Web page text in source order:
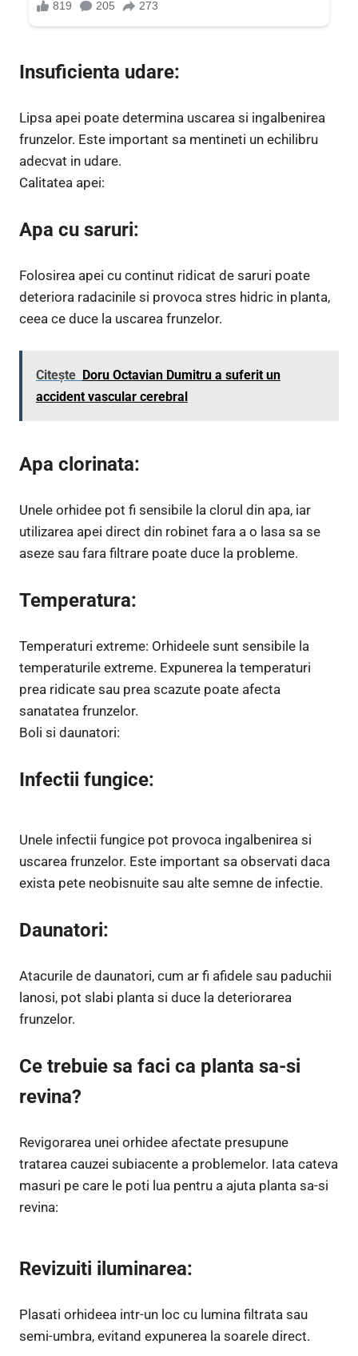
Insuficienta udare:
Lipsa apei poate determina uscarea si ingalbenirea
frunzelor. Este important sa mentineti un echilibru
adecvat in udare.
Calitatea apei:
Apa cu saruri:
Folosirea apei cu continut ridicat de saruri poate
deteriora radacinile si provoca stres hidric in planta,
ceea ce duce la uscarea frunzelor.
Citește Doru Octavian Dumitru a suferit un
accident vascular cerebral
Apa clorinata:
Unele orhidee pot fi sensibile la clorul din apa, iar
utilizarea apei direct din robinet fara a o lasa sa se
aseze sau fara filtrare poate duce la probleme.
Temperatura:
Temperaturi extreme: Orhideele sunt sensibile la
temperaturile extreme. Expunerea la temperaturi
prea ridicate sau prea scazute poate afecta
sanatatea frunzelor.
Boli si daunatori:
Infectii fungice:
Unele infectii fungice pot provoca ingalbenirea si
uscarea frunzelor. Este important sa observati daca
exista pete neobisnuite sau alte semne de infectie.
Daunatori:
Atacurile de daunatori, cum ar fi afidele sau paduchii
lanosi, pot slabi planta si duce la deteriorarea
frunzelor.
Ce trebuie sa faci ca planta sa-si
revina?
Revigorarea unei orhidee afectate presupune
tratarea cauzei subiacente a problemelor. Iata cateva
masuri pe care le poti lua pentru a ajuta planta sa-si
revina:
Revizuiti iluminarea:
Plasati orhideea intr-un loc cu lumina filtrata sau
semi-umbra, evitand expunerea la soarele direct.